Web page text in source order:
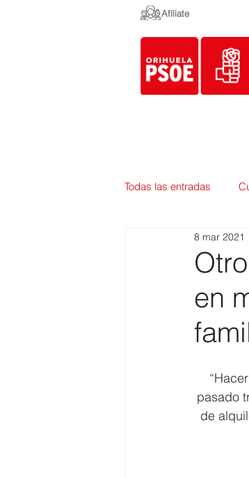
Afíliate
Todas las entradas
Empleo y Contratación
Urbanismo
Costa y Playas
en
8 mar 2021
pasado
de